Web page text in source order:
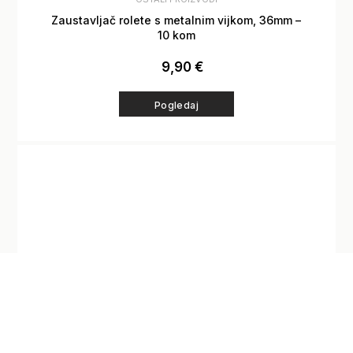
Zaustavljač rolete s metalnim vijkom, 36mm –
10 kom
9,90 €
Pogledaj